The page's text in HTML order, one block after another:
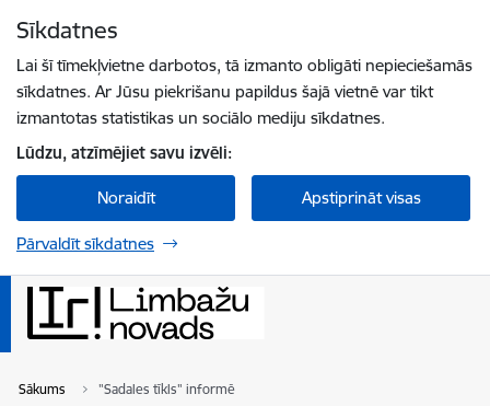
Sīkdatnes
Lai šī tīmekļvietne darbotos, tā izmanto obligāti nepieciešamās
sīkdatnes. Ar Jūsu piekrišanu papildus šajā vietnē var tikt
izmantotas statistikas un sociālo mediju sīkdatnes.
Lūdzu, atzīmējiet savu izvēli:
Noraidīt Apstiprināt visas
Pārvaldīt sīkdatnes
Sākums "Sadales tīkls" informē